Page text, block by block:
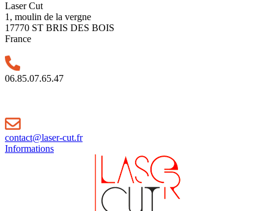
Laser Cut
1, moulin de la vergne
17770 ST BRIS DES BOIS
France
06.85.07.65.47
contact@laser-cut.fr
Informations